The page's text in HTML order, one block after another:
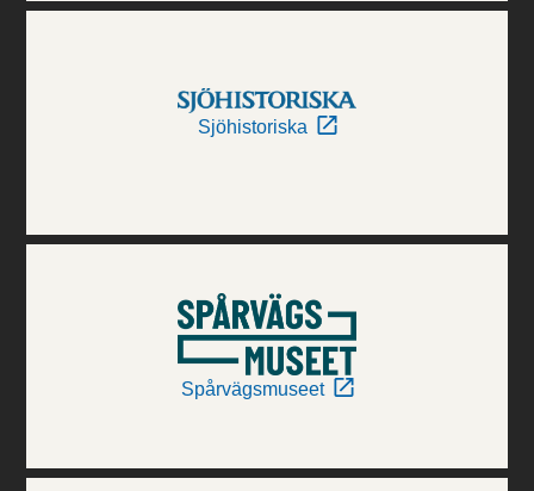
Sjöhistoriska
Spårvägsmuseet